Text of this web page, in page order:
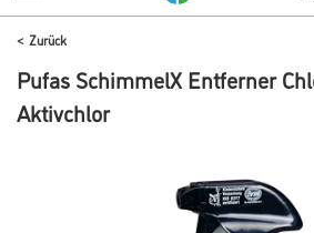
Zurück
Pufas SchimmelX Entferner
Aktivchlor